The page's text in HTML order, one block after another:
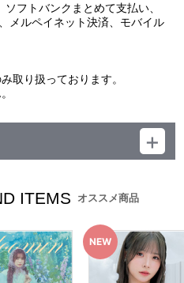
フトバンクまとめて支払い、
メルペイネット決済、モバイル
取り扱っております。
ルムワークス
ITEMS オススメ商品